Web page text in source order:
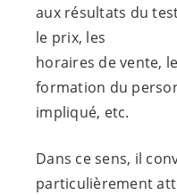
aux résultats du
le prix, les
horaires de vente,
formation du
impliqué, etc.
Dans ce sens, il
particulièrement